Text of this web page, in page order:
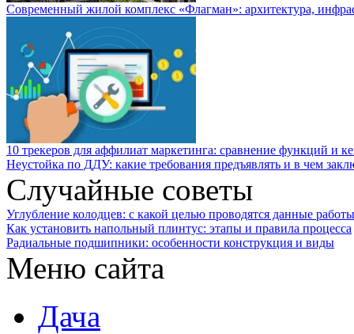
Современный жилой комплекс «Флагман»: архитектура,
10 трекеров для аффилиат маркетинга: сравнение функций и
Неустойка по ДДУ: какие требования предъявлять и в чем
Случайные советы
Углубление колодцев: с какой целью проводятся данные работы
Как установить напольный плинтус: этапы и правила процесса
Радиальные подшипники: особенности конструкция и виды
Меню сайта
Дача